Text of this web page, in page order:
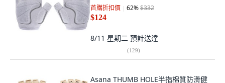
首購折扣價 62%$332
$124
8/11 星期二 預計送達
(129)
Asana THUMB HOLE半指棉質防滑健